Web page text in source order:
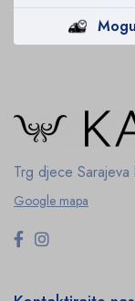
Trg djece Sarajeva
Google mapa